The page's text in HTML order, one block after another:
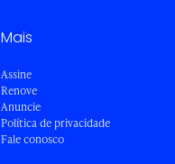
Mais
Assine
Renove
Anuncie
Política de privacidade
Fale conosco